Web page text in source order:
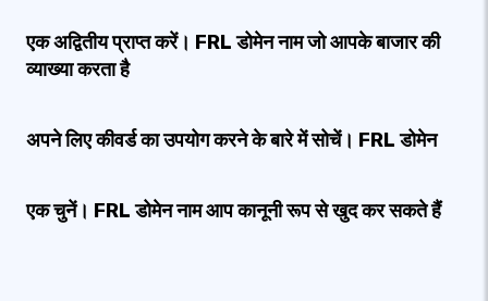
एक अद्वितीय प्राप्त करें। FRL डोमेन नाम जो आपके बाजार की
व्याख्या करता है
अपने लिए कीवर्ड का उपयोग करने के बारे में सोचें। FRL डोमेन
एक चुनें। FRL डोमेन नाम आप कानूनी रूप से खुद कर सकते हैं